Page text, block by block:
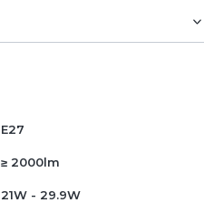
E27
≥ 2000lm
21W - 29.9W